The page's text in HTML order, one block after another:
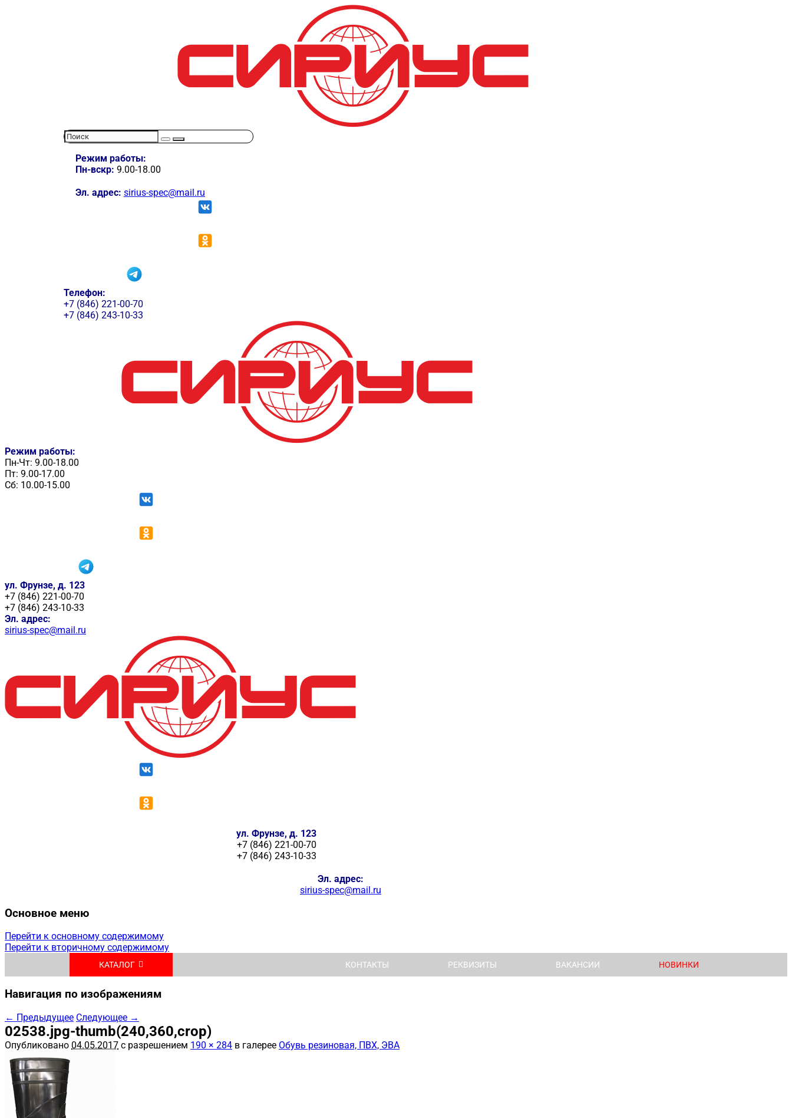
Режим работы:
Пн-вскр: 9.00-18.00
Эл. адрес: sirius-spec@mail.ru
Телефон:
+7 (846) 221-00-70
+7 (846) 243-10-33
Режим работы:
Пн-Чт: 9.00-18.00
Пт: 9.00-17.00
Сб: 10.00-15.00
ул. Фрунзе, д. 123
+7 (846) 221-00-70
+7 (846) 243-10-33
Эл. адрес:
sirius-spec@mail.ru
ул. Фрунзе, д. 123
+7 (846) 221-00-70
+7 (846) 243-10-33
Эл. адрес:
sirius-spec@mail.ru
Основное меню
Перейти к основному содержимому
Перейти к вторичному содержимому
КАТАЛОГ КОНТАКТЫ РЕКВИЗИТЫ ВАКАНСИИ НОВИНКИ
Навигация по изображениям
← Предыдущее Следующее →
02538.jpg-thumb(240,360,crop)
Опубликовано 04.05.2017 с разрешением 190 × 284 в галерее Обувь резиновая, ПВХ, ЭВА